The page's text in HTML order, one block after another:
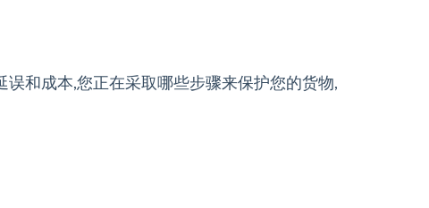
和成本,您正在采取哪些步骤来保护您的货物,